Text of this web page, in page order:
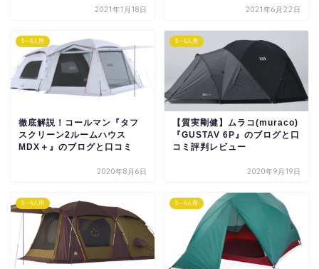
2021年1月18日 2021年6月22日
5～6人用
徹底解説！コールマン『タフ
スクリーン2ルームハウス
MDX＋』のブログと口コミ
2020年8月6日
5～6人用
【質実剛健】ムラコ(muraco)
『GUSTAV 6P』のブログと口
コミ評判レビュー
2020年9月19日
5～6人用 5～6人用